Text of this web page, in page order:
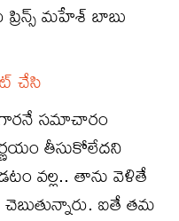
ప్రిన్స్‌ మహేశ్‌ బాబు
చేసి
సమాచారం
తీసుకోలేదని
వల్ల.. తాను వెళితే
ఐతే తమ